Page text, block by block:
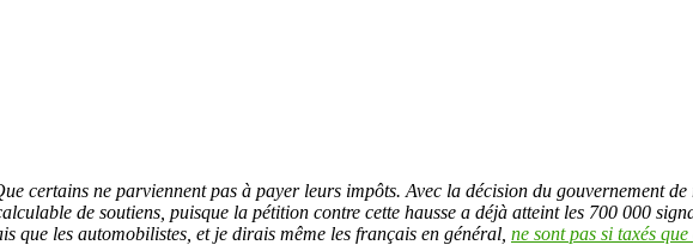
certains ne parviennent pas à payer leurs impôts. Avec la décision du gouvernement de
de soutiens, puisque la pétition contre cette hausse a déjà atteint les 700 000
que les automobilistes, et je dirais même les français en général, ne sont pas si taxés